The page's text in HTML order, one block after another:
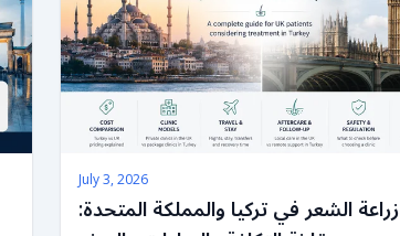
July 3, 2026
زراعة الشعر في تركيا والمملكة المتحدة: